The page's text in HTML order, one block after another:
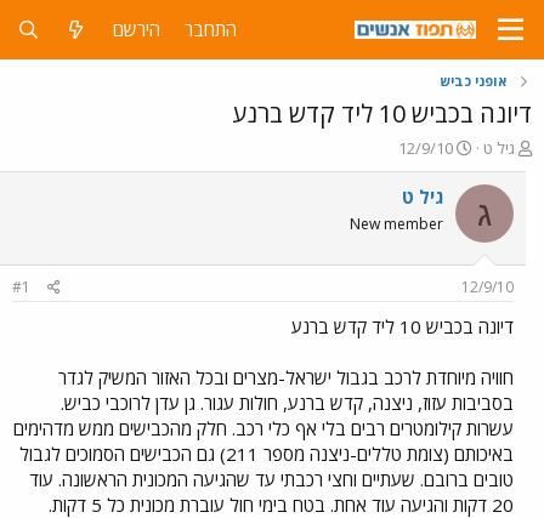
התחבר הירשם
אופני כביש
דיונה בכביש 10 ליד קדש ברנע
פ
ו
ת
ח
ה
ו
ש
א
גיל ט
פ
ו
ר
12/9/10
ג גיל ט
New member
12/9/10
#1
דיונה בכביש 10 ליד קדש ברנע
חוויה מיוחדת לרכב בגבול ישראל-מצרים ובכל האזור המשיק לגדר
בסביבות עזוז, ניצנה, קדש ברנע, חולות עגור. גן עדן לרוכבי כביש.
עשרות קילומטרים רבים בלי אף כלי רכב. חלק מהכבישים ממש מדהימים
באיכותם (צומת טללים-ניצנה מספר 211) גם הכבישים הסמוכים לגבול
טובים ברובם. שעתיים וחצי רכבתי עד שהגיעה המכונית הראשונה. עוד
20 דקות והגיעה עוד אחת. בטח בימי חול עוברת מכונית כל 5 דקות.